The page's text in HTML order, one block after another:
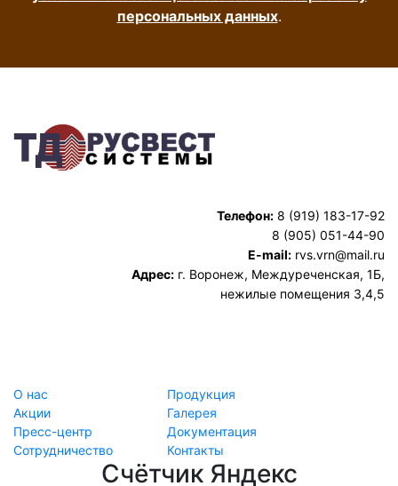
персональных данных.
Телефон: 8 (919) 183-17-92
8 (905) 051-44-90
E-mail: rvs.vrn@mail.ru
Адрес: г. Воронеж, Междуреченская, 1Б,
нежилые помещения 3,4,5
О нас
Продукция
Акции
Галерея
Пресс-центр
Документация
Сотрудничество
Контакты
Счётчик Яндекс